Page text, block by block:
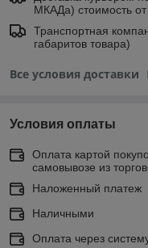
МКАДа) стоимость от
Транспортная
габаритов товара)
Все условия доставки
Условия оплаты
Оплата картой
самовывозе из
Наложенный платеж
Наличными
Оплата через